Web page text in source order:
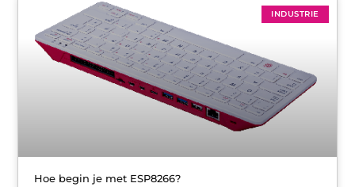
INDUSTRIE
Hoe begin je met ESP8266?